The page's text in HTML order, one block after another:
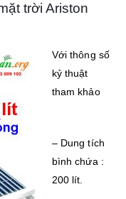
trời Ariston
Với thông số
kỷ thuật
tham khảo
– Dung tích
bình chứa :
200 lít.